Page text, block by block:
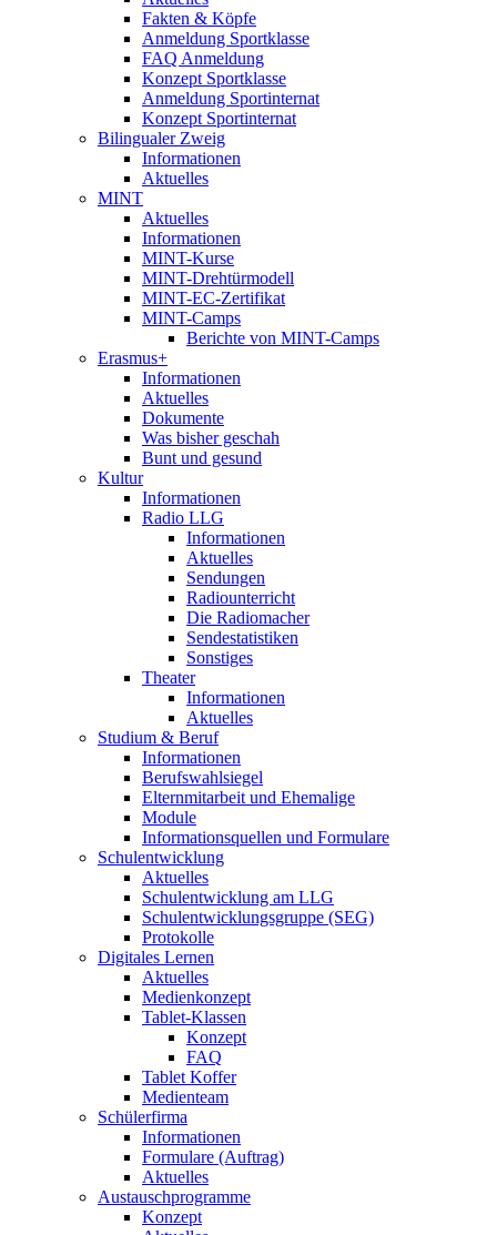
Fakten & Köpfe
Anmeldung Sportklasse
FAQ Anmeldung
Konzept Sportklasse
Anmeldung Sportinternat
Konzept Sportinternat
Bilingualer Zweig
Informationen
Aktuelles
MINT
Aktuelles
Informationen
MINT-Kurse
MINT-Drehtürmodell
MINT-EC-Zertifikat
MINT-Camps
Berichte von MINT-Camps
Erasmus+
Informationen
Aktuelles
Dokumente
Was bisher geschah
Bunt und gesund
Kultur
Informationen
Radio LLG
Informationen
Aktuelles
Sendungen
Radiounterricht
Die Radiomacher
Sendestatistiken
Sonstiges
Theater
Informationen
Aktuelles
Studium & Beruf
Informationen
Berufswahlsiegel
Elternmitarbeit und Ehemalige
Module
Informationsquellen und Formulare
Schulentwicklung
Aktuelles
Schulentwicklung am LLG
Schulentwicklungsgruppe (SEG)
Protokolle
Digitales Lernen
Aktuelles
Medienkonzept
Tablet-Klassen
Konzept
FAQ
Tablet Koffer
Medienteam
Schülerfirma
Informationen
Formulare (Auftrag)
Aktuelles
Austauschprogramme
Konzept